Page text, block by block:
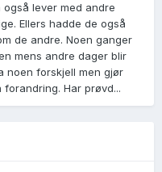
lever med andre
Ellers hadde de også
de andre. Noen ganger
mens andre dager blir
noen forskjell men gjør
Har prøvd...